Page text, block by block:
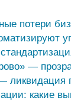
потери
—
какие